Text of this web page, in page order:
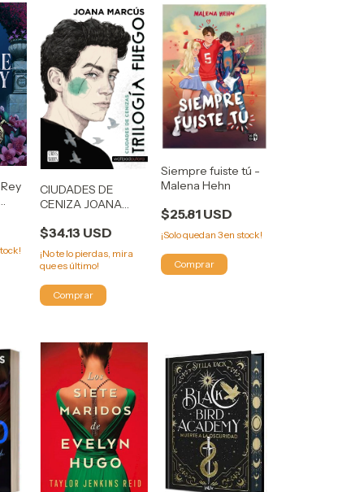
CIUDADES DE
CENIZA JOANA
FUEGO 2)
$34.13 USD
¡No te lo pierdas, mira
que es último!
Siempre fuiste tú -
Malena Hehn
$25.81 USD
¡Solo quedan 3en stock!